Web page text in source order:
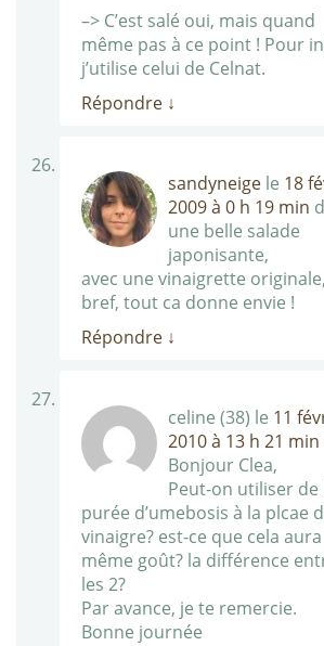
–> C’est salé oui, mais quand
même pas à ce point ! Pour
j’utilise celui de Celnat.
Répondre ↓
sandyneige le 18
2009 à 0 h 19 min
une belle salade
japonisante,
avec une vinaigrette originale,
bref, tout ca donne envie !
Répondre ↓
celine (38) le 11
2010 à 13 h 21 min
Bonjour Clea,
Peut-on utiliser de
purée d’umebosis à la plcae
vinaigre? est-ce que cela
même goût? la différence
les 2?
Par avance, je te remercie.
Bonne journée